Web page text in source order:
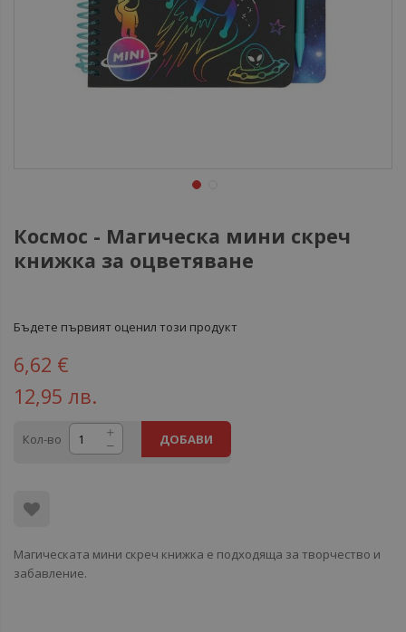
Космос - Магическа мини скреч
книжка за оцветяване
Бъдете първият оценил този продукт
6,62 €
12,95 лв.
Кол-во ДОБАВИ
Магическата мини скреч книжка е подходяща за творчество и
забавление.